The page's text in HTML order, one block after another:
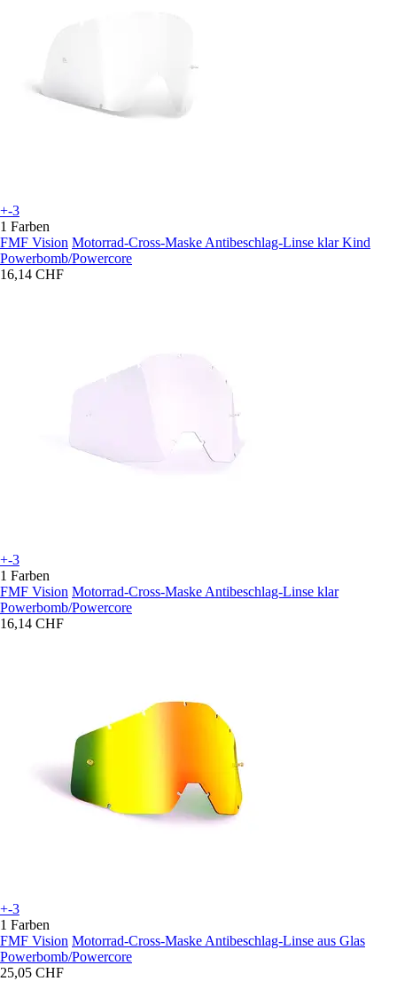
+-3
1 Farben
FMF Vision Motorrad-Cross-Maske Antibeschlag-Linse klar Kind
Powerbomb/Powercore
16,14 CHF
+-3
1 Farben
FMF Vision Motorrad-Cross-Maske Antibeschlag-Linse klar
Powerbomb/Powercore
16,14 CHF
+-3
1 Farben
FMF Vision Motorrad-Cross-Maske Antibeschlag-Linse aus Glas
Powerbomb/Powercore
25,05 CHF